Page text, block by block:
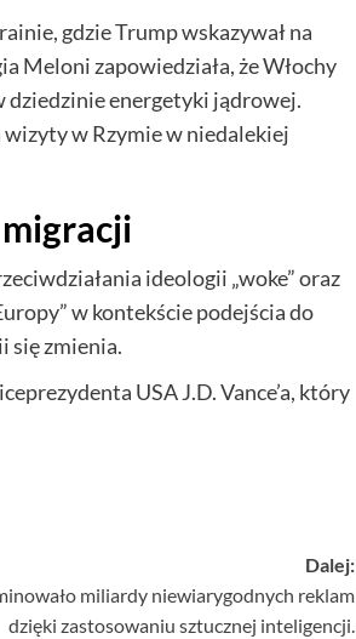
gdzie Trump wskazywał na
Meloni zapowiedziała, że Włochy
dziedzinie energetyki jądrowej.
wizyty w Rzymie w niedalekiej
ideologii „woke” oraz
w kontekście podejścia do
się zmienia.
USA J.D. Vance’a, który
Dalej:
miliardy niewiarygodnych reklam
dzięki zastosowaniu sztucznej inteligencji.